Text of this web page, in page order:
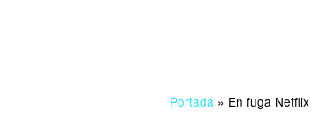
Portada » En fuga Netflix